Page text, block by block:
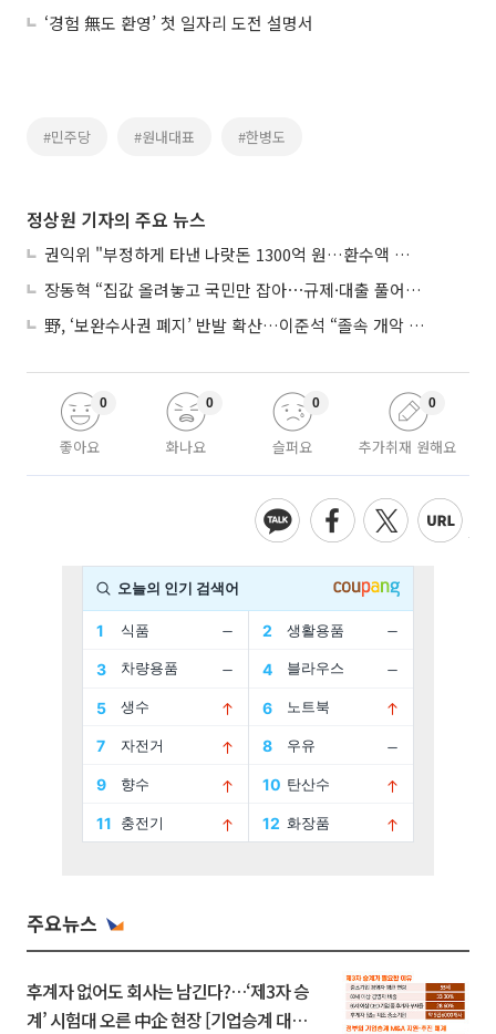
‘경험 無도 환영’ 첫 일자리 도전 설명서
#민주당 #원내대표 #한병도
정상원 기자의 주요 뉴스
권익위 "부정하게 타낸 나랏돈 1300억 원…환수액 역대 최대"
장동혁 “집값 올려놓고 국민만 잡아⋯규제·대출 풀어야”
野, ‘보완수사권 폐지’ 반발 확산…이준석 “졸속 개악 입법”
좋아요
0
화나요
0
슬퍼요
0
추가취재 원해요
0
주요뉴스
후계자 없어도 회사는 남긴다?…‘제3자 승
계’ 시험대 오른 中企 현장 [기업승계 대전